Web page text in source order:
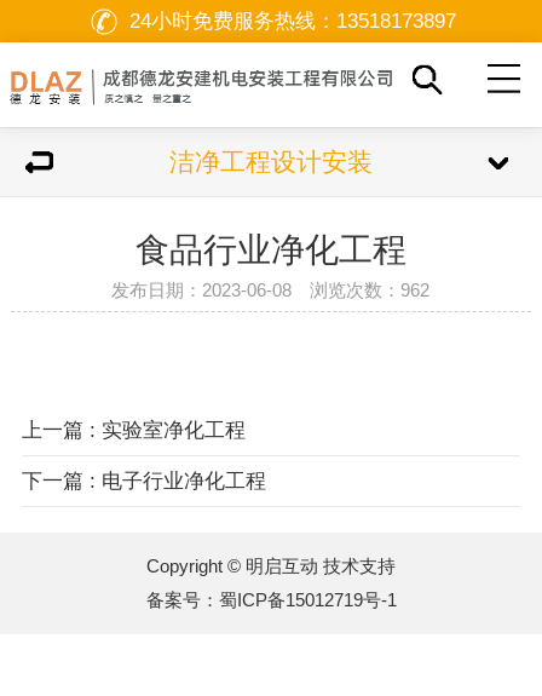
24小时免费服务热线： 13518173897
洁净工程设计安装
食品行业净化工程
发布日期：2023-06-08 浏览次数： 962
双击可放大
上一篇 : 实验室净化工程
下一篇 : 电子行业净化工程
Copyright © 明启互动 技术支持
备案号： 蜀ICP备15012719号-1